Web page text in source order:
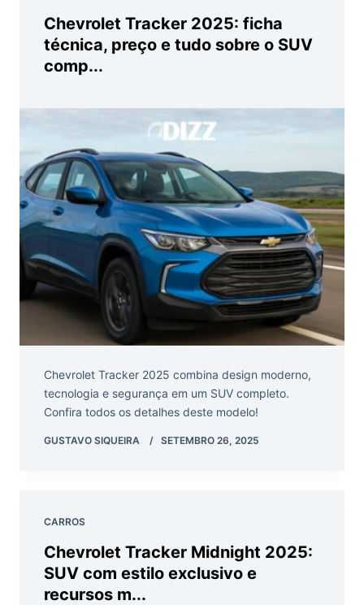
Chevrolet Tracker 2025: ficha
técnica, preço e tudo sobre o SUV
comp...
Chevrolet Tracker 2025 combina design moderno,
tecnologia e segurança em um SUV completo.
Confira todos os detalhes deste modelo!
GUSTAVO SIQUEIRA SETEMBRO 26, 2025
CARROS
Chevrolet Tracker Midnight 2025:
SUV com estilo exclusivo e
recursos m...